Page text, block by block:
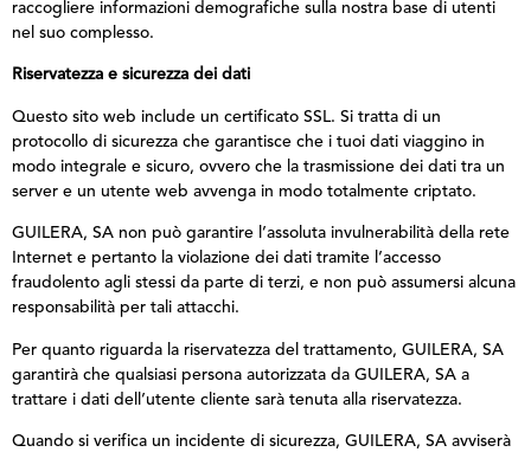
raccogliere informazioni demografiche sulla nostra base di utenti
nel suo complesso.
Riservatezza e sicurezza dei dati
Questo sito web include un certificato SSL. Si tratta di un
protocollo di sicurezza che garantisce che i tuoi dati viaggino in
modo integrale e sicuro, ovvero che la trasmissione dei dati tra un
server e un utente web avvenga in modo totalmente criptato.
GUILERA, SA non può garantire l’assoluta invulnerabilità della rete
Internet e pertanto la violazione dei dati tramite l’accesso
fraudolento agli stessi da parte di terzi, e non può assumersi alcuna
responsabilità per tali attacchi.
Per quanto riguarda la riservatezza del trattamento, GUILERA, SA
garantirà che qualsiasi persona autorizzata da GUILERA, SA a
trattare i dati dell’utente cliente sarà tenuta alla riservatezza.
Quando si verifica un incidente di sicurezza, GUILERA, SA avviserà